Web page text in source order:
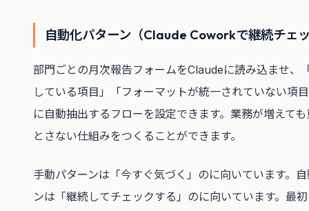
自動化パターン（Claude Coworkで継続チェ
部門ごとの月次報告フォームをClaudeに読み込ませ、
している項目」「フォーマットが統一されていない項
に自動抽出するフローを設定できます。業務が増えて
とさない仕組みをつくることができます。
手動パターンは「今すぐ気づく」のに向いています。
ンは「継続してチェックする」のに向いています。最